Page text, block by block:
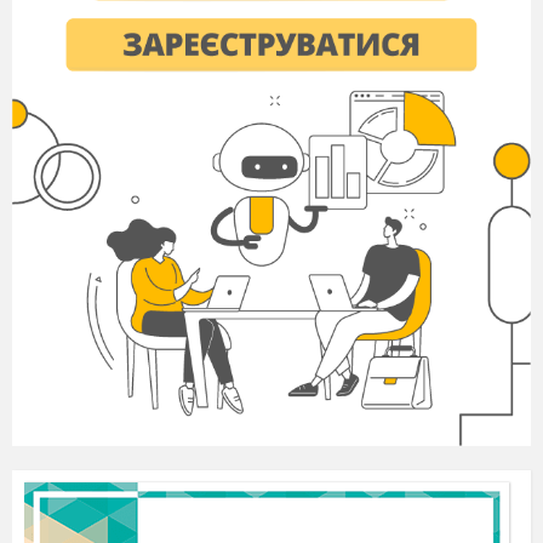
перебільшення дійсних фактів. Наприклад, як в
цих прикладах:Я це вже тисячу разів казав!
5. Літота
– надмірне применшення явищ у
художній літературі. Літота виступає
антиподом гіперболи, але зустрічається значно
рідше за надмірне перебільшення.Приклади:
курці по коліна; малесенька, ледве од землі
видно.
6. Метафора
(або скрите порівняння) – це
засіб літератури, коли відбувається навмисне
вживання слів у їхньому непрямому значенні. З
одного боку метафора дуже схожа на
порівняння, але її складніше помітити. Адже в